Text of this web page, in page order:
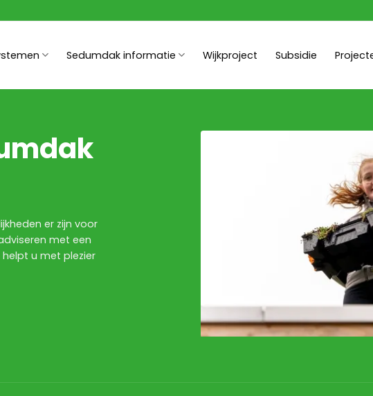
Sedumdak informatie Wijkproject Subsidie
er zijn voor
met een
u met plezier